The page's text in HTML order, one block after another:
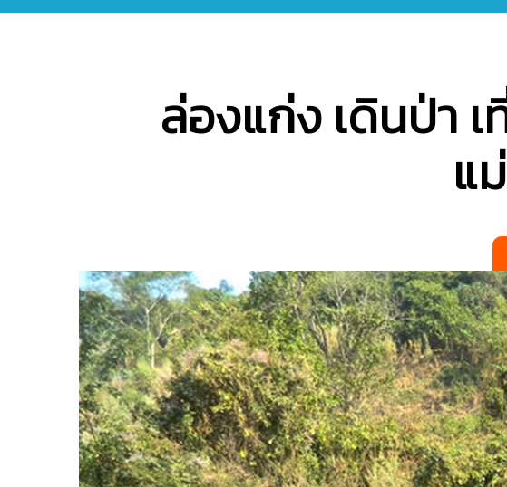
ล่องแก่ง เดินป่า
แ